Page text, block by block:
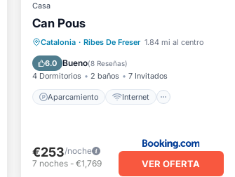
Aparcamiento
Casa
Can Pous
Catalonia · Ribes De Freser 1.84 mi al centro
6.0 Bueno(8 Reseñas)
4 Dormitorios 2 baños 7 Invitados
Aparcamiento Internet
Aparcamiento
Internet
Apto para niños
€253/noche
7 noches- €1,769 VER OFERTA